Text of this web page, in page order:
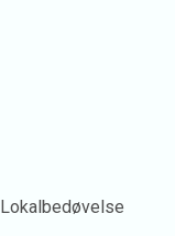
Lokalbedøvelse